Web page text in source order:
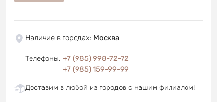
Наличие в городах: Москва
Телефоны: +7 (985) 998-72-72
+7 (985) 159-99-99
Доставим в любой из городов с нашим филиалом!